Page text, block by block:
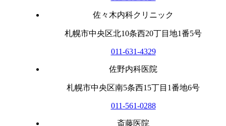
佐々木内科クリニック
札幌市中央区北10条西20丁目地1番5号
011-631-4329
佐野内科医院
札幌市中央区南5条西15丁目1番地6号
011-561-0288
斎藤医院